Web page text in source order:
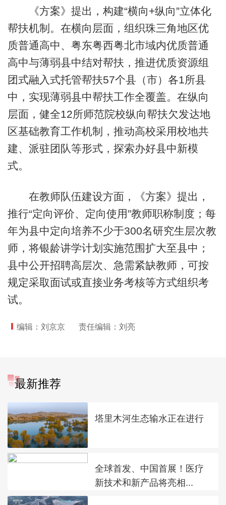
《方案》提出，构建“横向+纵向”立体化
帮扶机制。在横向层面，组织珠三角地区优
质普通高中、粤东粤西粤北市域内优质普通
高中与薄弱县中结对帮扶，推进优质资源组
团式融入式托管帮扶57个县（市）各1所县
中，实现薄弱县中帮扶工作全覆盖。在纵向
层面，健全12所师范院校纵向帮扶欠发达地
区基础教育工作机制，推动高校采用校地共
建、派驻团队等形式，探索办好县中新模
式。
在教师队伍建设方面，《方案》提出，
推行“定向评价、定向使用”教师职称制度；每
年为县中定向培养不少于300名研究生层次教
师，将银龄讲学计划实施范围扩大至县中；
县中公开招聘高层次、急需紧缺教师，可按
规定采取面试或直接业务考核等方式组织考
试。
编辑：刘京京 责任编辑：刘亮
最新推荐
塔里木河生态输水正在进行
全球首发、中国首展！医疗
新技术和新产品将亮相...